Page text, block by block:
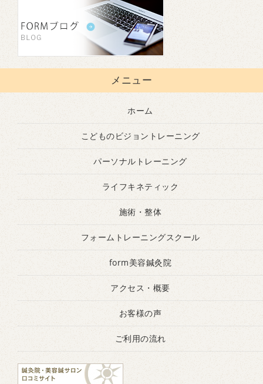
メニュー
ホーム
こどものビジョントレーニング
パーソナルトレーニング
ライフキネティック
施術・整体
フォームトレーニングスクール
form美容鍼灸院
アクセス・概要
お客様の声
ご利用の流れ